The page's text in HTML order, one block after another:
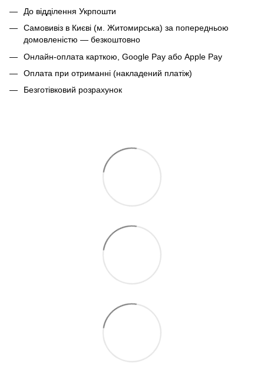
До відділення Укрпошти
Самовивіз в Києві (м. Житомирська) за попередньою
домовленістю — безкоштовно
Онлайн-оплата карткою, Google Pay або Apple Pay
Оплата при отриманні (накладений платіж)
Безготівковий розрахунок